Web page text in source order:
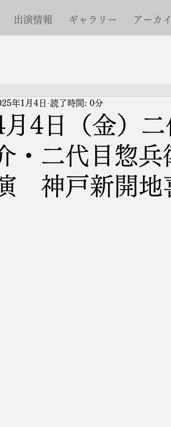
出演情報 ギャラリー アーカ
月4日（金）
・二代目惣
神戸新開地
年1月4日 読了時間: 0分